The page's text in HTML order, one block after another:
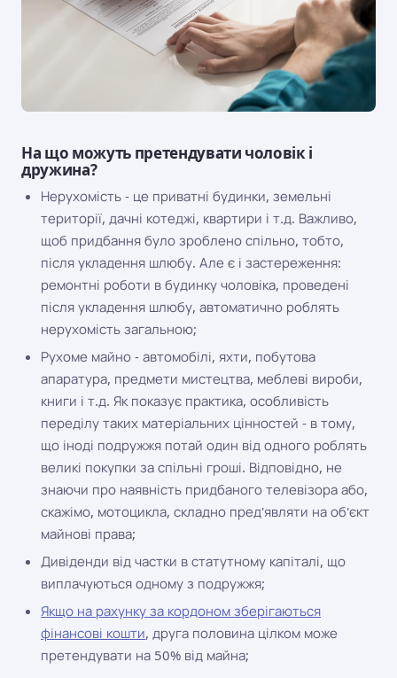
На що можуть претендувати чоловік і
дружина?
Нерухомість - це приватні будинки, земельні
території, дачні котеджі, квартири і т.д. Важливо,
щоб придбання було зроблено спільно, тобто,
після укладення шлюбу. Але є і застереження:
ремонтні роботи в будинку чоловіка, проведені
після укладення шлюбу, автоматично роблять
нерухомість загальною;
Рухоме майно - автомобілі, яхти, побутова
апаратура, предмети мистецтва, меблеві вироби,
книги і т.д. Як показує практика, особливість
переділу таких матеріальних цінностей - в тому,
що іноді подружжя потай один від одного роблять
великі покупки за спільні гроші. Відповідно, не
знаючи про наявність придбаного телевізора або,
скажімо, мотоцикла, складно пред'являти на об'єкт
майнові права;
Дивіденди від частки в статутному капіталі, що
виплачуються одному з подружжя;
Якщо на рахунку за кордоном зберігаються
фінансові кошти, друга половина цілком може
претендувати на 50% від майна;